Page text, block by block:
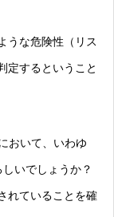
うな危険性（リス
定するということ
おいて、いわゆ
いでしょうか？
れていることを確